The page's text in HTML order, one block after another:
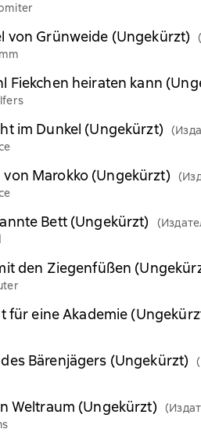
von Grünweide (Ungekürzt)
Fiekchen heiraten kann
im Dunkel (Ungekürzt)
von Marokko (Ungekürzt)
Bett (Ungekürzt)
den Ziegenfüßen
für eine Akademie
Bärenjägers (Ungekürzt)
Weltraum (Ungekürzt)